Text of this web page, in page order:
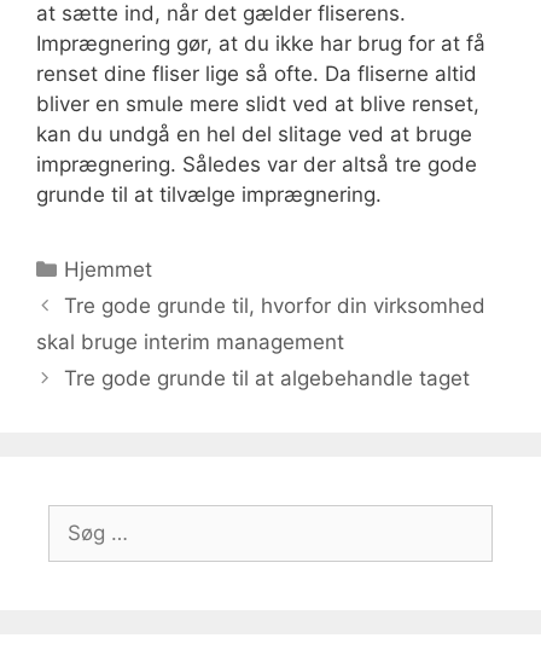
at sætte ind, når det gælder fliserens.
Imprægnering gør, at du ikke har brug for at få
renset dine fliser lige så ofte. Da fliserne altid
bliver en smule mere slidt ved at blive renset,
kan du undgå en hel del slitage ved at bruge
imprægnering. Således var der altså tre gode
grunde til at tilvælge imprægnering.
Kategorier
Hjemmet
Tre gode grunde til, hvorfor din virksomhed
skal bruge interim management
Tre gode grunde til at algebehandle taget
Søg
efter: